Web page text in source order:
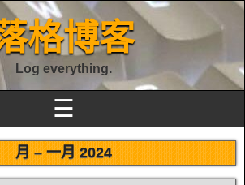
格博客
Log everything.
☰
月 –一月 2024